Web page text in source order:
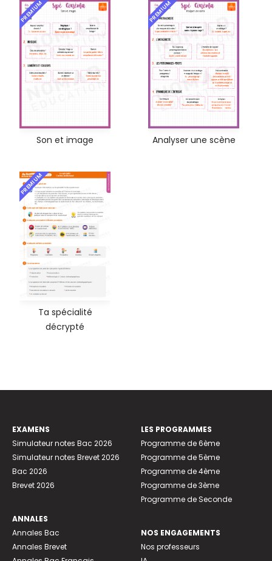
PREMIUM
Son et image
PREMIUM
Analyser une scène
PREMIUM
Ta spécialité
décrypté
EXAMENS
Simulateur notes Bac 2026
Simulateur notes Brevet 2026
Bac 2026
Brevet 2026
ANNALES
Annales Bac
Annales Brevet
LES PROGRAMMES
Programme de 6ème
Programme de 5ème
Programme de 4ème
Programme de 3ème
Programme de Seconde
NOS ENGAGEMENTS
Nos professeurs